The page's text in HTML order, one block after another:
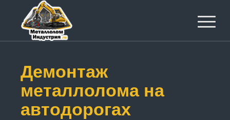
Демонтаж
металлолома на
автодорогах